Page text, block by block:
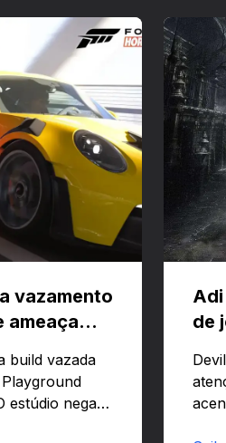
vazamento
ameaça
build vazada
estúdio nega
de